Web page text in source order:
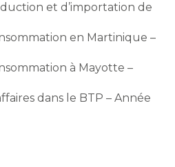
et d’importation de
en Martinique –
à Mayotte –
dans le BTP – Année